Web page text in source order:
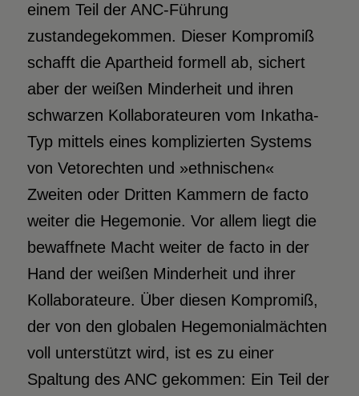
einem Teil der ANC-Führung
zustandegekommen. Dieser Kompromiß
schafft die Apartheid formell ab, sichert
aber der weißen Minderheit und ihren
schwarzen Kollaborateuren vom Inkatha-
Typ mittels eines komplizierten Systems
von Vetorechten und »ethnischen«
Zweiten oder Dritten Kammern de facto
weiter die Hegemonie. Vor allem liegt die
bewaffnete Macht weiter de facto in der
Hand der weißen Minderheit und ihrer
Kollaborateure. Über diesen Kompromiß,
der von den globalen Hegemonialmächten
voll unterstützt wird, ist es zu einer
Spaltung des ANC gekommen: Ein Teil der